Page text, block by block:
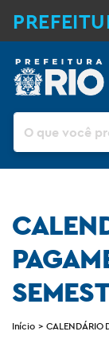
Início > CALENDÁRIO